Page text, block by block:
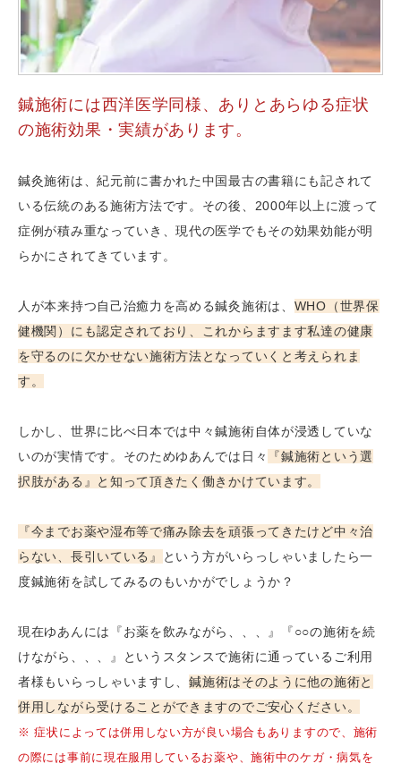
鍼施術には西洋医学同様、ありとあらゆる症状
の施術効果・実績があります。
鍼灸施術は、紀元前に書かれた中国最古の書籍にも記されて
いる伝統のある施術方法です。その後、2000年以上に渡って
症例が積み重なっていき、現代の医学でもその効果効能が明
らかにされてきています。
人が本来持つ自己治癒力を高める鍼灸施術は、 WHO（世界保
健機関）にも認定されており、これからますます私達の健康
を守るのに欠かせない施術方法となっていくと考えられま
す。
しかし、世界に比べ日本では中々鍼施術自体が浸透していな
いのが実情です。そのためゆあんでは日々
『鍼施術という選
択肢がある』と知って頂きたく働きかけています。
『今までお薬や湿布等で痛み除去を頑張ってきたけど中々治
らない、長引いている』
という方がいらっしゃいましたら一
度鍼施術を試してみるのもいかがでしょうか？
現在ゆあんには『お薬を飲みながら、、、』『○○の施術を続
けながら、、、』というスタンスで施術に通っているご利用
者様もいらっしゃいますし、鍼施術はそのように他の施術と
併用しながら受けることができますのでご安心ください。
※ 症状によっては併用しない方が良い場合もありますので、施術
の際には事前に現在服用しているお薬や、施術中のケガ・病気を